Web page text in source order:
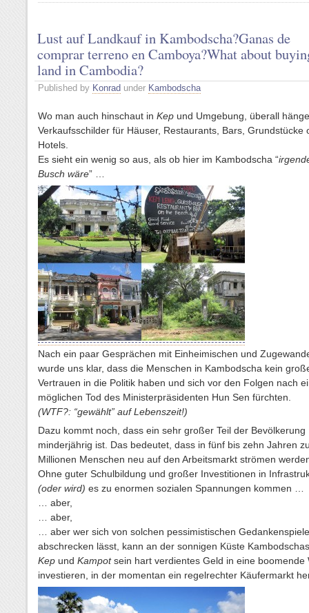
Lust auf Landkauf in Kambodscha?Ganas de
comprar terreno en Camboya?What about
land in Cambodia?
Published by Konrad under Kambodscha
Wo man auch hinschaut in Kep und Umgebung, überall
Verkaufsschilder für Häuser, Restaurants, Bars, Grundstücke
Hotels.
Es sieht ein wenig so aus, als ob hier im Kambodscha “
Busch wäre” …
Nach ein paar Gesprächen mit Einheimischen und
wurde uns klar, dass die Menschen in Kambodscha kein
Vertrauen in die Politik haben und sich vor den Folgen nach
möglichen Tod des Ministerpräsidenten Hun Sen fürchten.
(WTF?: “gewählt” auf Lebenszeit!)
Dazu kommt noch, dass ein sehr großer Teil der Bevölkerung
minderjährig ist. Das bedeutet, dass in fünf bis zehn Jahren
Millionen Menschen neu auf den Arbeitsmarkt strömen
Ohne guter Schulbildung und großer Investitionen in
(oder wird) es zu enormen sozialen Spannungen kommen …
… aber,
… aber,
… aber wer sich von solchen pessimistischen
abschrecken lässt, kann an der sonnigen Küste
Kep und Kampotsein hart verdientes Geld in eine boomende
investieren, in der momentan ein regelrechter Käufermarkt